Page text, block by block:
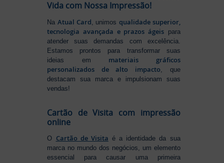
Vida com Nossa Impressão!
Na Atual Card , unimos qualidade superior,
tecnologia avançada e prazos ágeispara
atender suas demandas com excelência.
Estamos prontos para transformar suas
ideias em materiais gráficos
personalizados de alto impacto , que
destacam sua marca e impulsionam suas
vendas!
Cartão de Visita com impressão
online
O Cartão de Visita é a identidade da sua
marca no mundo dos negócios, um elemento
essencial para causar uma primeira